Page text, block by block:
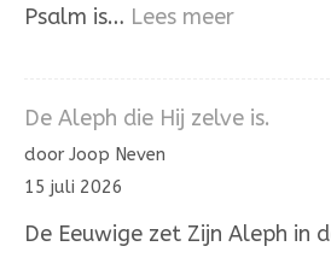
Psalm is… Lees meer:
De Aleph die Hij zelve is.
door Joop Neven
15 juli 2026
De Eeuwige zet Zijn Aleph in